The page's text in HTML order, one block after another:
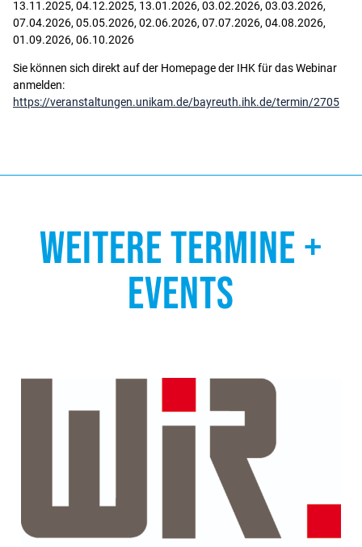
13.11.2025, 04.12.2025, 13.01.2026, 03.02.2026, 03.03.2026,
07.04.2026, 05.05.2026, 02.06.2026, 07.07.2026, 04.08.2026,
01.09.2026, 06.10.2026
Sie können sich direkt auf der Homepage der IHK für das Webinar
anmelden:
https://veranstaltungen.unikam.de/bayreuth.ihk.de/termin/2705
WEITERE TERMINE +
EVENTS